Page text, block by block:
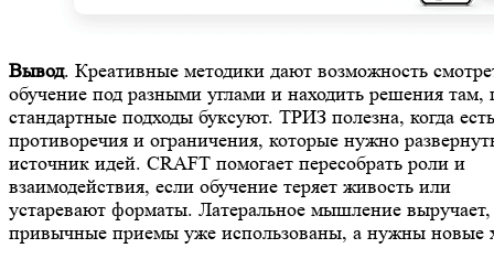
Вывод. Креативные методики дают возможность
обучение под разными углами и находить решения там,
стандартные подходы буксуют. ТРИЗ полезна, когда есть
противоречия и ограничения, которые нужно
источник идей. CRAFT помогает пересобрать роли и
взаимодействия, если обучение теряет живость или
устаревают форматы. Латеральное мышление выручает,
привычные приемы уже использованы, а нужны новые